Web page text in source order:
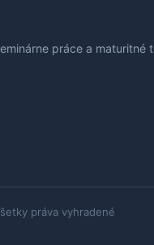
práce a maturitné
práva vyhradené